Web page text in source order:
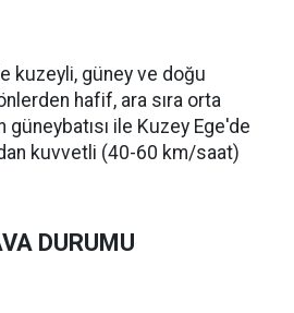
kuzeyli, güney ve doğu
hafif, ara sıra orta
güneybatısı ile Kuzey Ege'de
kuvvetli (40-60 km/saat)
DURUMU